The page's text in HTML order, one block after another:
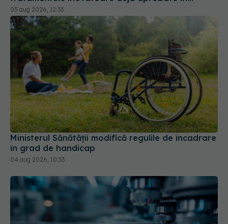
Europa
05 aug 2026, 12:33
Ministerul Sănătății modifică regulile de încadrare
în grad de handicap
04 aug 2026, 10:33